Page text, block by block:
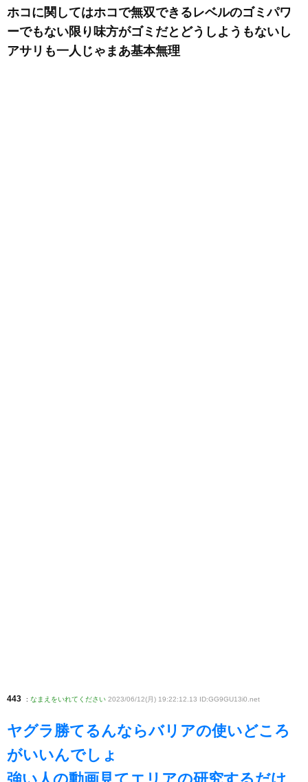
ホコに関してはホコで無双できるレベルのゴミパワ
ーでもない限り味方がゴミだとどうしようもないし
アサリも一人じゃまあ基本無理
443 : なまえをいれてください 2023/06/12(月) 19:22:12.13 ID:GG9GU13i0 .net
ヤグラ勝てるんならバリアの使いどころ
がいいんでしょ